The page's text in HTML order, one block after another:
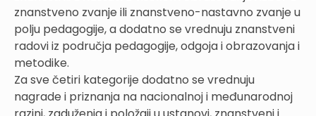
znanstveno zvanje ili znanstveno-nastavno zvanje u
polju pedagogije, a dodatno se vrednuju znanstveni
radovi iz područja pedagogije, odgoja i obrazovanja i
metodike.
Za sve četiri kategorije dodatno se vrednuju
nagrade i priznanja na nacionalnoj i međunarodnoj